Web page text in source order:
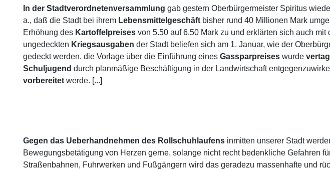
In der Stadtverordnetenversammlung gab gestern Oberbürgermeister Spiritus
a., daß die Stadt bei ihrem Lebensmittelgeschäft bisher rund 40 Millionen Mark
Erhöhung des Kartoffelpreises von 5.50 auf 6.50 Mark zu und erklärten sich auch
ungedeckten Kriegsausgaben der Stadt beliefen sich am 1. Januar, wie der
gedeckt werden. die Vorlage über die Einführung eines Gassparpreises wurde
Schuljugend durch planmäßige Beschäftigung in der Landwirtschaft
vorbereitet werde. [...]
Gegen das Ueberhandnehmen des Rollschuhlaufens inmitten unserer Stadt
Bewegungsbetätigung von Herzen gerne, solange nicht recht bedenkliche Gefahren
Straßenbahnen, Fuhrwerken und Fußgängern wird das geradezu massenhafte und